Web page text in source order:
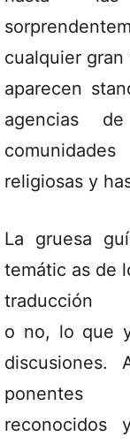
cualquier gran
aparecen
agencias
comunidades
religiosas y
La gruesa
temátic as de
traducción
o no, lo que
discusiones.
ponentes
reconocidos